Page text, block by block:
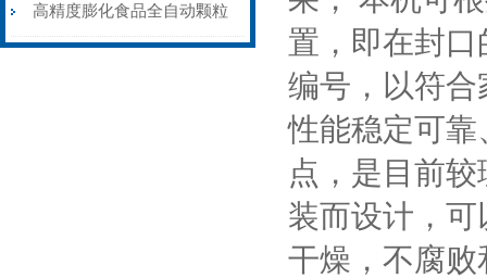
包装机称重缝包一体
高精度膨化食品全自动颗粒
置，即在封
编号，以符
性能稳定可
点，是目前
装而设计，
干燥，不腐